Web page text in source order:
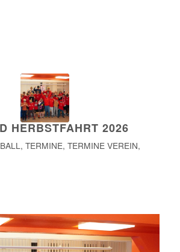
HERBSTFAHRT 2026
, TERMINE, TERMINE VEREIN,